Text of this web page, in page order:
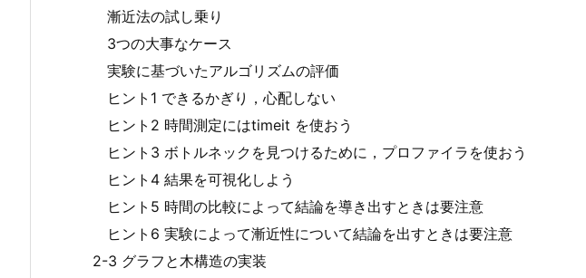
漸近法の試し乗り
3つの大事なケース
実験に基づいたアルゴリズムの評価
ヒント1 できるかぎり，心配しない
ヒント2 時間測定にはtimeit を使おう
ヒント3 ボトルネックを見つけるために，プロファイラを使おう
ヒント4 結果を可視化しよう
ヒント5 時間の比較によって結論を導き出すときは要注意
ヒント6 実験によって漸近性について結論を出すときは要注意
2-3 グラフと木構造の実装